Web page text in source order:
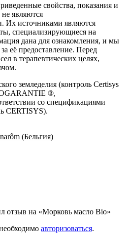
свойства, показания и
являются
Их источниками являются
специализирующиеся на
дана для ознакомления, и мы
её предоставление. Перед
в терапевтических целях,
земледелия (контроль Certisys
®,
со спецификациями
CERTISYS).
(Бельгия)
отзыв на «Морковь масло Bio»
авторизоваться.